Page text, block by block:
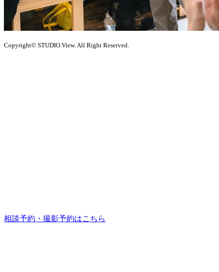
Copyright© STUDIO View. All Right Reserved.
相談予約・撮影予約はこちら